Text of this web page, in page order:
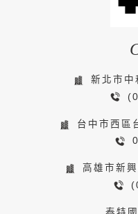
新北市
台中市西區
高雄市新